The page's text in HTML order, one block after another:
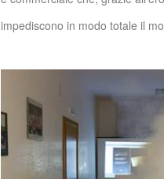
impediscono in modo totale il